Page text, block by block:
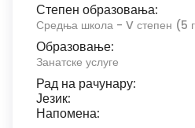
Степен образовања:
Средња школа - V степен (5
Образовање:
Занатске услуге
Рад на рачунару:
Језик:
Напомена: